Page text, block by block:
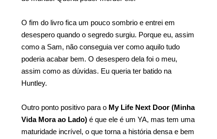
O fim do livro fica um pouco sombrio e entrei em
desespero quando o segredo surgiu. Porque eu, assim
como a Sam, não conseguia ver como aquilo tudo
poderia acabar bem. O desespero dela foi o meu,
assim como as dúvidas. Eu queria ter batido na
Huntley.
Outro ponto positivo para o My Life Next Door (Minha
Vida Mora ao Lado) é que ele é um YA, mas tem uma
maturidade incrível, o que torna a história densa e bem